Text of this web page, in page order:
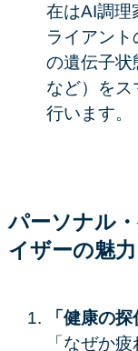
在はAI調理
ライアン
の遺伝子状
など）をス
行います。
パーソナル
イザーの魅力
「健康の
「なぜか